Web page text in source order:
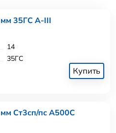
35ГС А-III
14
35ГС
Купить
Ст3сп/пс А500С